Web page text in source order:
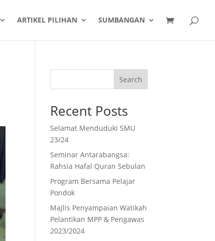
ARTIKEL PILIHAN SUMBANGAN
Search
Recent Posts
Selamat Menduduki SMU
23/24
Seminar Antarabangsa:
Rahsia Hafal Quran Sebulan
Program Bersama Pelajar
Pondok
Majlis Penyampaian Watikah
Pelantikan MPP & Pengawas
2023/2024